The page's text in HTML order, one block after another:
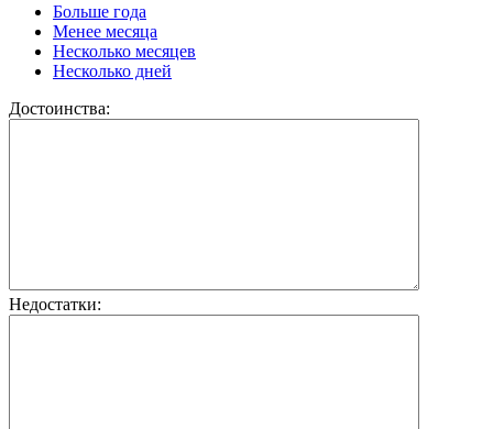
Больше года
Менее месяца
Несколько месяцев
Несколько дней
Достоинства:
Недостатки: